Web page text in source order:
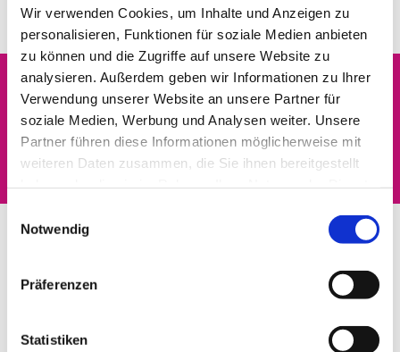
Wir verwenden Cookies, um Inhalte und Anzeigen zu
personalisieren, Funktionen für soziale Medien anbieten
zu können und die Zugriffe auf unsere Website zu
analysieren. Außerdem geben wir Informationen zu Ihrer
Verwendung unserer Website an unsere Partner für
soziale Medien, Werbung und Analysen weiter. Unsere
Partner führen diese Informationen möglicherweise mit
weiteren Daten zusammen, die Sie ihnen bereitgestellt
Notwendig
Präferenzen
Statistiken
Dies könnte Sie auch
interessieren